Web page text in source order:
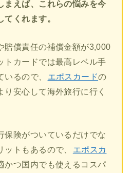
まえば、これらの悩みを今
くれます。
賠償責任の補償金額が3,000
トカードでは最高レベル手
るので、
エポスカードの
安心して海外旅行に行く
保険がついているだけでな
ットもあるので、
エポスカ
かつ国内でも使えるコスパ